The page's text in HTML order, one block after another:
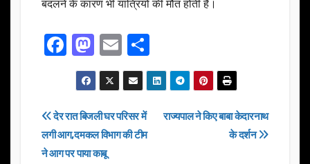
बदलने के कारण भी यात्रियों की मौत होती है।
F
a
c
e
b
o
M
a
st
o
d
o
E
m
ail
h
ar
Post
navigation
राज्यपाल ने किए बाबा केदारनाथ
के दर्शन
देर रात बिजली घर परिसर में
लगी आग,दमकल विभाग की टीम
ने आग पर पाया काबू